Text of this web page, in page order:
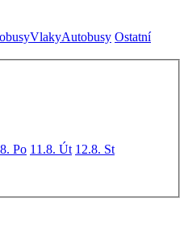
VlakyAutobusy Ostatní
Po 11.8. Út 12.8. St